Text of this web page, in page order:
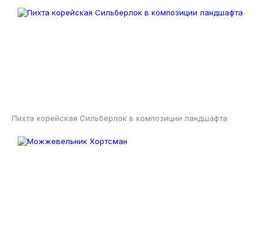
Пихта корейская Сильберлок в композиции ландшафта